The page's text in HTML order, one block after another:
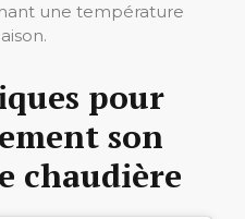
une température
pour
son
chaudière